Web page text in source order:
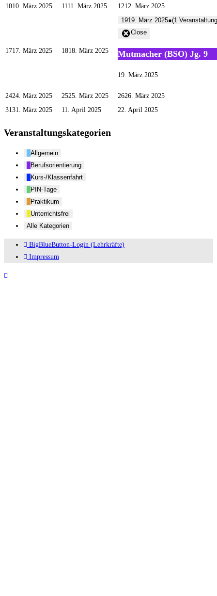
1010. März 2025 11 11. März 2025 1212. März 2025
1717. März 2025 1818. März 2025
1919. März 2025●(1
Close
Mutmacher (BSO) Jg. 9
19. März 2025
2424. März 2025 2525. März 2025 2626. März 2025
31 31. März 2025 1 1. April 2025 22. April 2025
Veranstaltungskategorien
Allgemein
Berufsorientierung
Kurs-/Klassenfahrt
PIN-Tage
Praktikum
Unterrichtsfrei
Alle Kategorien
BigBlueButton-Login (Lehrkräfte)
Impressum